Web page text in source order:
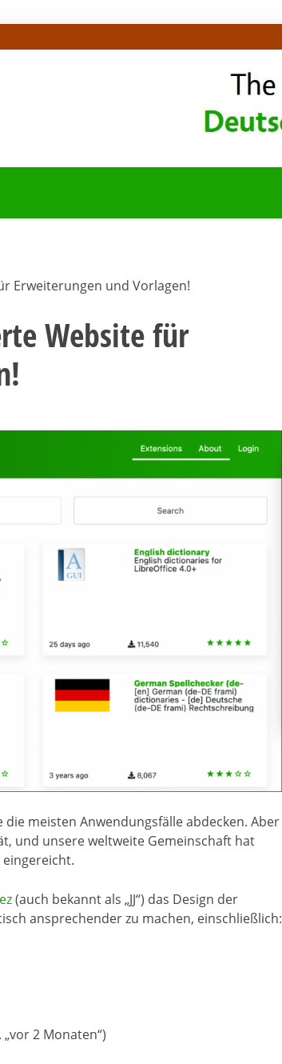
BLOG
Erweiterungen und Vorlagen!
Website für
meisten Anwendungsfälle abdecken. Aber
und unsere weltweite Gemeinschaft hat
(auch bekannt als „JJ“) das Design der
ansprechender zu machen, einschließlich:
2 Monaten“)